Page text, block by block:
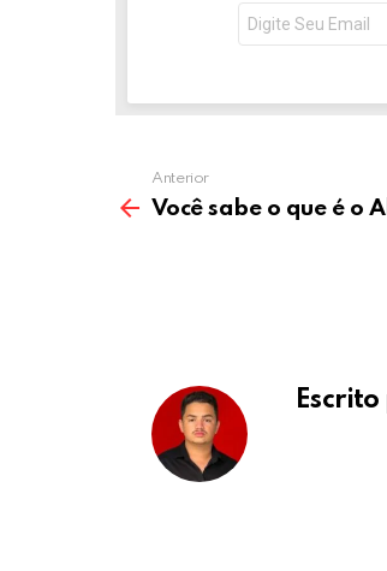
o
k
NEWSLETTER
e-
mail:
Anterior
Você sabe o que é o